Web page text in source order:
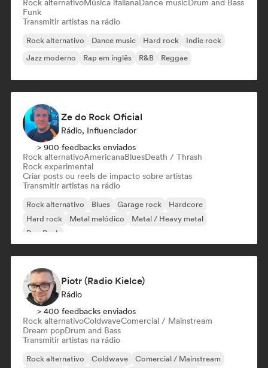
Rock alternativoMúsica italianaDance musicDrum and Bass
Funk
Transmitir artistas na rádio
Rock alternativo Dance music Hard rock
Indie rock
Jazz moderno
Rap em inglês R&B Reggae
Ze do Rock Oficial
Rádio, Influenciador
> 900 feedbacks enviados
Rock alternativoAmericanaBluesDeath / Thrash
Rock experimental
Criar posts ou reels de impacto sobre artistas
Transmitir artistas na rádio
Rock alternativo Blues Garage rock
Hardcore
Hard rock
Metal melódico
Metal / Heavy metal
Pop Punk
Piotr (Radio Kielce)
Rádio
> 400 feedbacks enviados
Rock alternativoColdwaveComercial / Mainstream
Dream popDrum and Bass
Transmitir artistas na rádio
Rock alternativo Coldwave
Comercial / Mainstream